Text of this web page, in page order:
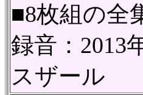
■8枚組の全
録音：
スザール